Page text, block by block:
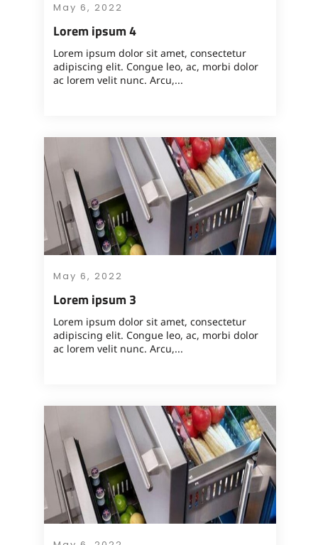
May 6, 2022
Lorem ipsum 4
Lorem ipsum dolor sit amet, consectetur
adipiscing elit. Congue leo, ac, morbi dolor
ac lorem velit nunc. Arcu,...
May 6, 2022
Lorem ipsum 3
Lorem ipsum dolor sit amet, consectetur
adipiscing elit. Congue leo, ac, morbi dolor
ac lorem velit nunc. Arcu,...